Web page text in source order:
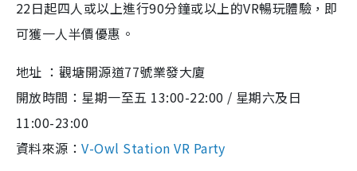
22日起四人或以上進行90分鐘或以上的VR暢玩體驗，即
可獲一人半價優惠。
地址 ：觀塘開源道77號業發大廈
開放時間：星期一至五 13:00-22:00 / 星期六及日
11:00-23:00
資料來源：V-Owl Station VR Party